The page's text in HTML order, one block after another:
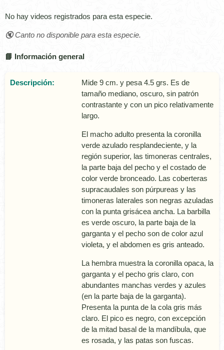
No hay videos registrados para esta especie.
🔇 Canto no disponible para esta especie.
📘 Información general
Descripción:
Mide 9 cm. y pesa 4.5 grs. Es de
tamaño mediano, oscuro, sin patrón
contrastante y con un pico relativamente
largo.
El macho adulto presenta la coronilla
verde azulado resplandeciente, y la
región superior, las timoneras centrales,
la parte baja del pecho y el costado de
color verde bronceado. Las coberteras
supracaudales son púrpureas y las
timoneras laterales son negras azuladas
con la punta grisácea ancha. La barbilla
es verde oscuro, la parte baja de la
garganta y el pecho son de color azul
violeta, y el abdomen es gris anteado.
La hembra muestra la coronilla opaca, la
garganta y el pecho gris claro, con
abundantes manchas verdes y azules
(en la parte baja de la garganta).
Presenta la punta de la cola gris más
claro. El pico es negro, con excepción
de la mitad basal de la mandí­bula, que
es rosada, y las patas son fuscas.